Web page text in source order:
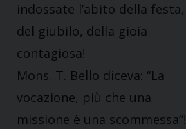
indossate l’abito della festa,
del giubilo, della gioia
contagiosa!
Mons. T. Bello diceva: “La
vocazione, più che una
missione è una scommessa”!